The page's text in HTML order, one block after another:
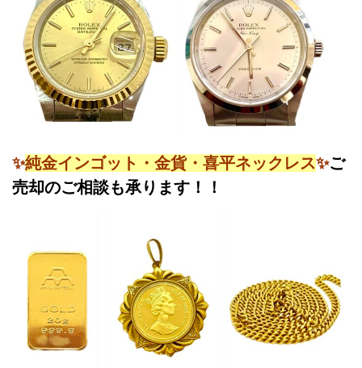
✨純金インゴット・金貨・喜平ネックレス✨ご
売却のご相談も承ります！！